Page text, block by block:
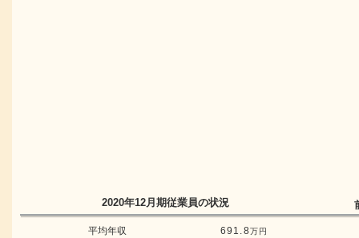
2020年12月期従業員の状況
平均年収 691.8万円